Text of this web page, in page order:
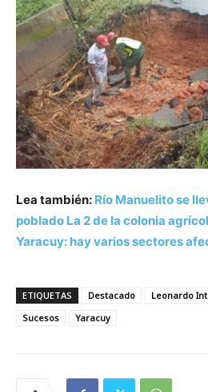
Lea también: Río Manuelito se
poblado La 2 de la colonia
Yaracuy: hay varios sectores
ETIQUETAS Destacado Leonardo
Sucesos
Yaracuy